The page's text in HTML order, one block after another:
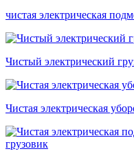
чистая электрическая
Чистый электрический
Чистая электрическая